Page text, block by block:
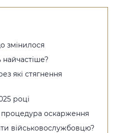
змінилося
які стягнення
році
оскарження
військовослужбовцю?